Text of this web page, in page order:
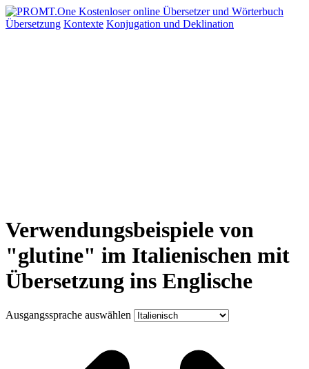
Übersetzung Kontexte Konjugation und Deklination
Verwendungsbeispiele von
"glutine" im Italienischen mit
Übersetzung ins Englische
Ausgangssprache auswählen